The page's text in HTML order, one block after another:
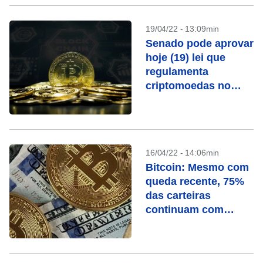
19/04/22 - 13:09min
Senado pode aprovar
hoje (19) lei que
regulamenta
criptomoedas no
16/04/22 - 14:06min
Bitcoin: Mesmo com
queda recente, 75%
das carteiras
continuam com